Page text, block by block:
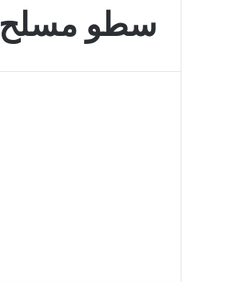
سطو مسلح